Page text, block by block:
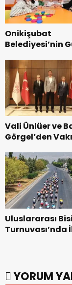
Onikişubat
Belediyesi’nin
dönemin ön
başladı.
Vali Ünlüer ve
Görgel’den
ziyaret.
Uluslararası
Turnuvası’nda
YORUM